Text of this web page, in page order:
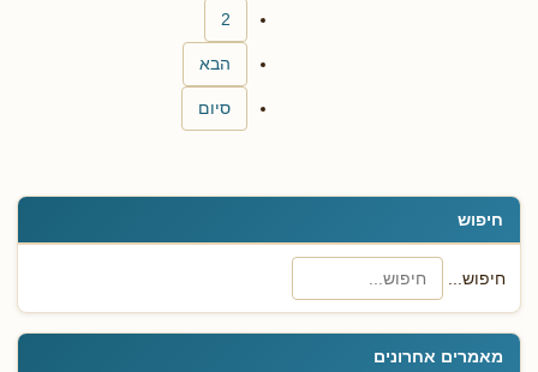
חיפוש
חיפוש...
מאמרים אחרונים
2
הבא
סיום